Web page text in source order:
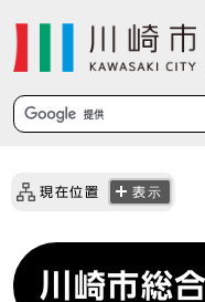
現在位置 表示
川崎市総